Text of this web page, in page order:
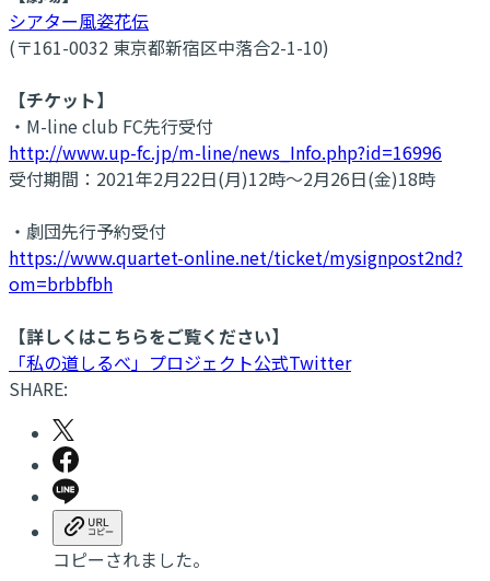
シアター風姿花伝
(〒161-0032 東京都新宿区中落合2-1-10)
【チケット】
・M-line club FC先行受付
http://www.up-fc.jp/m-line/news_Info.php?id=16996
受付期間：2021年2月22日(月)12時～2月26日(金)18時
・劇団先行予約受付
https://www.quartet-online.net/ticket/mysignpost2nd?
om=brbbfbh
【詳しくはこちらをご覧ください】
「私の道しるべ」プロジェクト公式Twitter
SHARE:
コピーされました。